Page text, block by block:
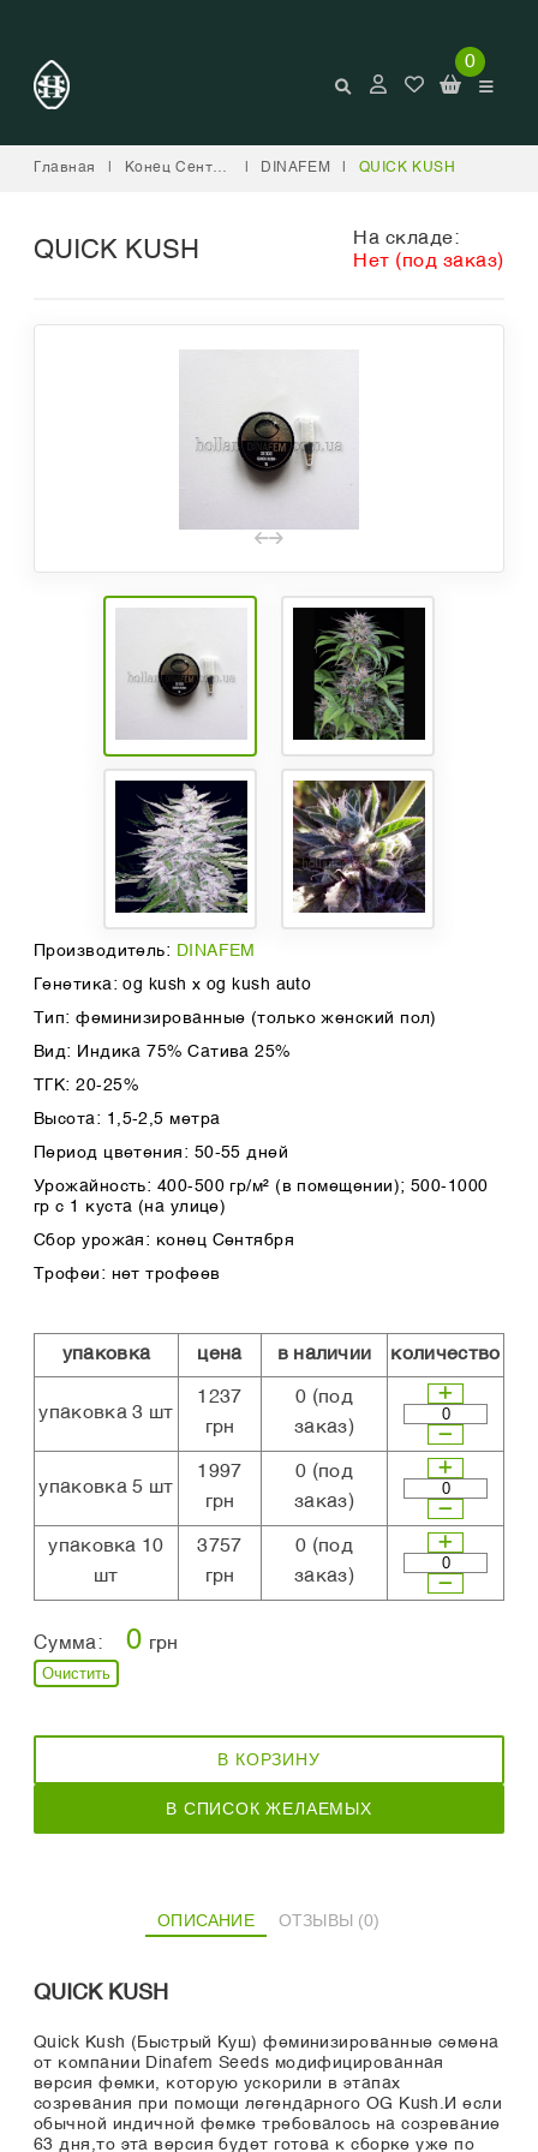
0
Главная Конец Сентября DINAFEM QUICK KUSH
QUICK KUSH
На складе:
Нет (под заказ)
Производитель: DINAFEM
Генетика: og kush x og kush auto
Тип: феминизированные (только женский пол)
Вид: Индика 75% Сатива 25%
ТГК: 20-25%
Высота: 1,5-2,5 метра
Период цветения: 50-55 дней
Урожайность: 400-500 гр/м² (в помещении); 500-1000
гр с 1 куста (на улице)
Сбор урожая: конец Сентября
Трофеи: нет трофеев
упаковка цена в наличии количество
упаковка 3 шт
1237
грн
0 (под
заказ)
упаковка 5 шт
1997
грн
0 (под
заказ)
упаковка 10
шт
3757
грн
0 (под
заказ)
Сумма: 0 грн
Очистить
В КОРЗИНУ
В СПИСОК ЖЕЛАЕМЫХ
ОПИСАНИЕ ОТЗЫВЫ (0)
QUICK KUSH
Quick Kush (Быстрый Куш) феминизированные семена
от компании Dinafem Seeds модифицированная
версия фемки, которую ускорили в этапах
созревания при помощи легендарного OG Kush.И если
обычной индичной фемке требовалось на созревание
63 дня,то эта версия будет готова к сборке уже по